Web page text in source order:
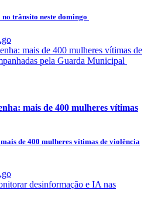
trânsito neste domingo
mais de 400 mulheres vítimas
de 400 mulheres vítimas de violência